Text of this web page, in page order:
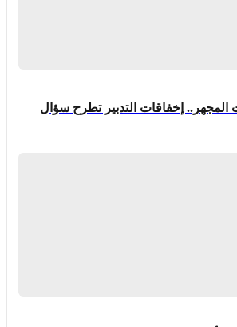
إخفاقات التدبير تطرح سؤال